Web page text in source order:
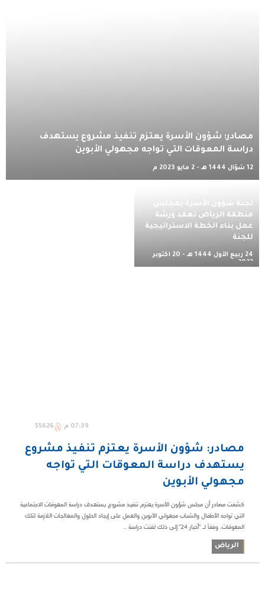
مصادر: شؤون الأسرة يعتزم تنفيذ مشروع يستهدف
دراسة المعوقات التي تواجه مجهولي الأبوين
12 شوّال 1444 هـ - 2 مايو 2023 م
لجنة شؤون الأسرة بمجلس
منطقة الرياض تعقد ورشة
عمل بناء الخطة الاستراتيجية
للجنة
24 ربيع الأول 1444 هـ - 20 أكتوبر
2022 م
07:39 م 55626
مصادر: شؤون الأسرة يعتزم تنفيذ مشروع
يستهدف دراسة المعوقات التي تواجه
مجهولي الأبوين
كشفت مصادر أن مجلس شؤون الأسرة يعتزم تنفيذ مشروع يستهدف دراسة المعوقات الاجتماعية
التي تواجه الأطفال والشباب مجهولي الأبوين والعمل على إيجاد الحلول والمعالجات اللازمة لتلك
المعوقات، وفقاً لـ "أخبار 24".إلى ذلك لفتت دراسة ...
الرياض